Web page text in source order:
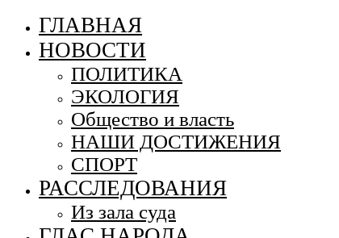
ГЛАВНАЯ
НОВОСТИ
ПОЛИТИКА
ЭКОЛОГИЯ
Общество и власть
НАШИ ДОСТИЖЕНИЯ
СПОРТ
РАССЛЕДОВАНИЯ
Из зала суда